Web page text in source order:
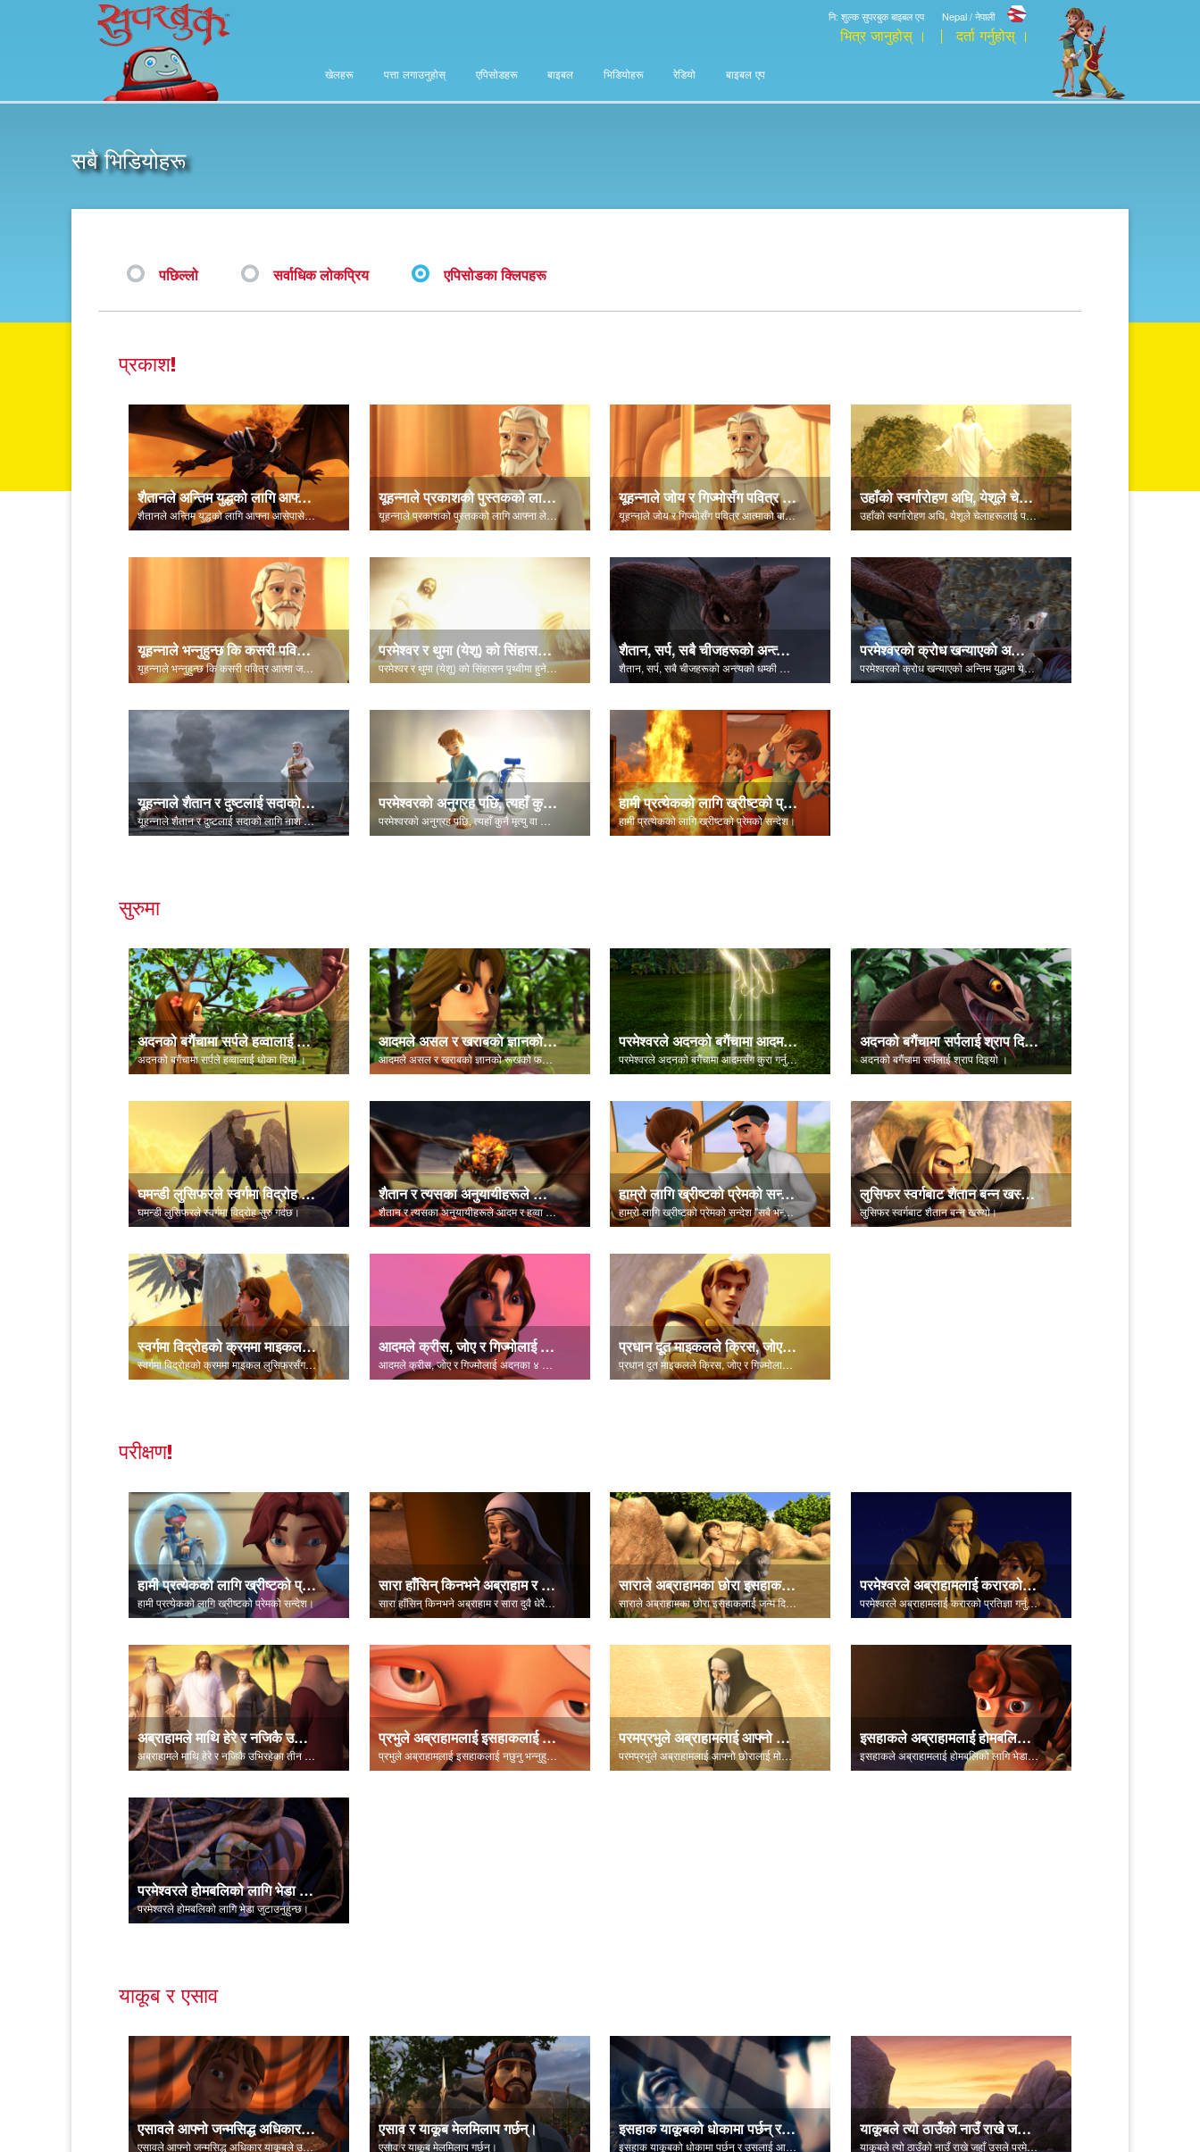
Nepal / नेपाली
नि: शुल्क सुपरबुक बाइबल एप
भित्र जानुहोस् । दर्ता गर्नुहोस् ।
खेलहरू पत्ता लगाउनुहोस् एपिसोडहरू बाइबल भिडियोहरू रेडियो बाइबल एप
सबै भिडियोहरू
पछिल्लो सर्वाधिक लोकप्रिय एपिसोडका क्लिपहरू
प्रकाश!
शैतानले अन्तिम युद्धको लागि आफ्ना आसेपासेहरू जम्मा गर्छ - आरमागेडोन!
शैतानले अन्तिम युद्धको लागि आफ्ना आसेपासेहरू जम्मा गर्छ - आरमागेडोन!
यूहन्नाले प्रकाशको पुस्तकको लागि आफ्ना लेखहरूको बारेमा बताउँछन्।
यूहन्नाले प्रकाशको पुस्तकको लागि आफ्ना लेखहरूको बारेमा बताउँछन्।
यूहन्नाले जोय र गिज्मोसँग पवित्र आत्माको बारेमा कुरा गर्छन्।
यूहन्नाले जोय र गिज्मोसँग पवित्र आत्माको बारेमा कुरा गर्छन्।
उहाँको स्वर्गारोहण अघि, येशूले चेलाहरूलाई पवित्र आत्माको बारेमा बताउनुहुन्छ।
उहाँको स्वर्गारोहण अघि, येशूले चेलाहरूलाई पवित्र आत्माको बारेमा बताउनुहुन्छ।
यूहन्नाले भन्नुहुन्छ कि कसरी पवित्र आत्मा जताततै हुनुहुन्छ, मार्गदर्शन र सल्लाह
यूहन्नाले भन्नुहुन्छ कि कसरी पवित्र आत्मा जताततै हुनुहुन्छ, मार्गदर्शन र सल्लाह
परमेश्वर र थुमा (येशू) को सिंहासन पृथ्वीमा हुनेछ।
परमेश्वर र थुमा (येशू) को सिंहासन पृथ्वीमा हुनेछ।
शैतान, सर्प, सबै चीजहरूको अन्त्यको धम्की दिन्छ।
शैतान, सर्प, सबै चीजहरूको अन्त्यको धम्की दिन्छ।
परमेश्‍वरकाे क्रोध खन्‍याएकाे अन्तिम युद्धमा येशूले शैतानलाई पराजित गर्नुहुन्छ।
परमेश्‍वरकाे क्रोध खन्‍याएकाे अन्तिम युद्धमा येशूले शैतानलाई पराजित गर्नुहुन्छ।
यूहन्नाले शैतान र दुष्टलाई सदाको लागि नाश गरेको बताउँछन्।
यूहन्नाले शैतान र दुष्टलाई सदाको लागि नाश गरेको बताउँछन्।
परमेश्‍वरकाे अनुग्रह पछि, त्यहाँ कुनै मृत्यु वा शोक हुनेछैन। हामी प्रत्येकको लागि ख्रीष्टको प्रेमको सन्देश।
हामी प्रत्येकको लागि ख्रीष्टको प्रेमको सन्देश।
सुरुमा
अदनको बगैंचामा सर्पले हव्वालाई धोका दियाे ।
अदनको बगैंचामा सर्पले हव्वालाई धोका दियाे ।
आदमले असल र खराबकाे ज्ञानको रूखको फल खान्छ।
आदमले असल र खराबकाे ज्ञानको रूखको फल खान्छ।
परमेश्वरले अदनको बगैंचामा आदमसँग कुरा गर्नुहुन्छ।
परमेश्वरले अदनको बगैंचामा आदमसँग कुरा गर्नुहुन्छ।
अदनको बगैंचामा सर्पलाई श्राप दिइयाे ।
अदनको बगैंचामा सर्पलाई श्राप दिइयाे ।
घमन्डी लुसिफरले स्वर्गमा विद्रोह सुरु गर्दछ।
घमन्डी लुसिफरले स्वर्गमा विद्रोह सुरु गर्दछ।
शैतान र त्यसका अनुयायीहरूले आदम र हव्वा पतन भएकाेमा उत्सव मनाउँछन्।
शैतान र त्यसका अनुयायीहरूले आदम र हव्वा पतन भएकाेमा उत्सव मनाउँछन्।
हाम्रो लागि ख्रीष्टको प्रेमको सन्देश "सबै भन्दा सुरूमा" बाट नै दृश्यहरूमा सेट गरियो।
हाम्रो लागि ख्रीष्टको प्रेमको सन्देश "सबै भन्दा सुरूमा" बाट नै दृश्यहरूमा सेट गरियो।
लुसिफर स्वर्गबाट शैतान बन्न खस्याे।
लुसिफर स्वर्गबाट शैतान बन्न खस्याे।
स्वर्गमा विद्रोहको क्रममा माइकल लुसिफरसँग लड्छन्।
स्वर्गमा विद्रोहको क्रममा माइकल लुसिफरसँग लड्छन्।
आदमले क्रीस, जोए र गिज्मोलाई अदनका ४ नदीहरू देखाउँछन्।
आदमले क्रीस, जोए र गिज्मोलाई अदनका ४ नदीहरू देखाउँछन्।
प्रधान दूत माइकलले क्रिस, जोए र गिज्मोलाई उनीहरू स्वर्गमा छन् भनी थाहा दिन्छन्।
प्रधान दूत माइकलले क्रिस, जोए र गिज्मोलाई उनीहरू स्वर्गमा छन् भनी थाहा दिन्छन्।
परीक्षण!
हामी प्रत्येकको लागि ख्रीष्टको प्रेमको सन्देश।
हामी प्रत्येकको लागि ख्रीष्टको प्रेमको सन्देश।
सारा हाँसिन् किनभने अब्राहाम र सारा दुवै धेरै वृद्ध थिए।
सारा हाँसिन् किनभने अब्राहाम र सारा दुवै धेरै वृद्ध थिए।
साराले अब्राहामका छोरा इसहाकलाई जन्म दिइन्।
साराले अब्राहामका छोरा इसहाकलाई जन्म दिइन्।
परमेश्‍वरले अब्राहामलाई करारको प्रतिज्ञा गर्नुहुन्छ।
परमेश्‍वरले अब्राहामलाई करारको प्रतिज्ञा गर्नुहुन्छ।
अब्राहामले माथि हेरे र नजिकै उभिरहेका तीन जना मानिसलाई देखे।
अब्राहामले माथि हेरे र नजिकै उभिरहेका तीन जना मानिसलाई देखे।
प्रभुले अब्राहामलाई इसहाकलाई नछुनु भन्नुहुन्छ।
प्रभुले अब्राहामलाई इसहाकलाई नछुनु भन्नुहुन्छ।
परमप्रभुले अब्राहामलाई आफ्नो छोरालाई मोरियाहा देशमा लैजान भन्नुहुन्छ।
परमप्रभुले अब्राहामलाई आफ्नो छोरालाई मोरियाहा देशमा लैजान भन्नुहुन्छ।
इसहाकले अब्राहामलाई होमबलिको लागि भेडा कहाँ छ भनेर सोध्छन्।
इसहाकले अब्राहामलाई होमबलिको लागि भेडा कहाँ छ भनेर सोध्छन्।
परमेश्वरले होमबलिको लागि भेडा जुटाउनुहुन्छ।
परमेश्वरले होमबलिको लागि भेडा जुटाउनुहुन्छ।
याकूब र एसाव
एसावले आफ्नो जन्मसिद्ध अधिकार याकूबले उसिनेको कुरासँग खरिद गर्छन्।
एसावले आफ्नो जन्मसिद्ध अधिकार याकूबले उसिनेको कुरासँग खरिद गर्छन्।
एसाव र याकूब मेलमिलाप गर्छन्।
एसाव र याकूब मेलमिलाप गर्छन्।
इसहाक याकूबको धोकामा पर्छन् र उसलाई आशीर्वाद दिन्छन्।
इसहाक याकूबको धोकामा पर्छन् र उसलाई आशीर्वाद दिन्छन्।
याकूबले त्यो ठाउँको नाउँ राखे जहाँ उसले परमेश्वरसँग लड्यो, पेनिएल।
याकूबले त्यो ठाउँको नाउँ राखे जहाँ उसले परमेश्वरसँग लड्यो, पेनिएल।